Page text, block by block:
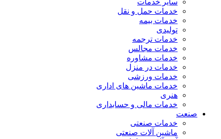
سایر خدمات
خدمات حمل و نقل
خدمات بیمه
تولیدی
خدمات ترجمه
خدمات مجالس
خدمات مشاوره
خدمات در منزل
خدمات ورزشی
خدمات ماشین های اداری
هنری
خدمات مالی و حسابداری
صنعت
خدمات صنعتی
ماشین آلات صنعتی